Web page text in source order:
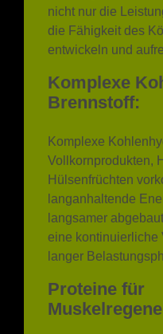
entwickeln und
Komplexe
Brennstoff:
Komplexe
Hülsenfrüchten
langanhaltende
langsamer
eine kontinuierliche
langer
Proteine für
Proteine sind nicht